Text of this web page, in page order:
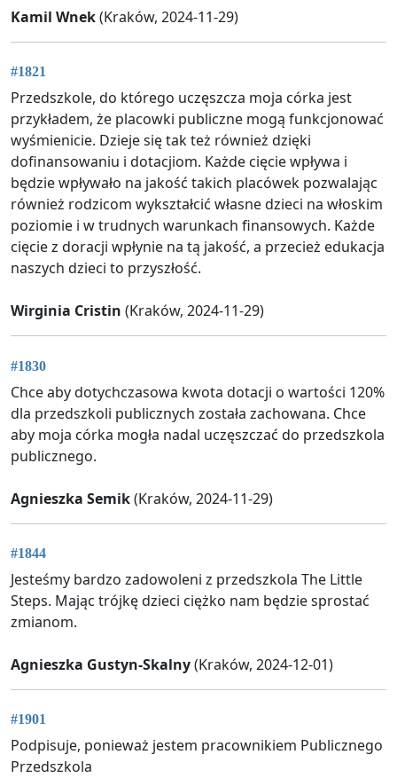
Kamil Wnek(Kraków, 2024-11-29)
#1821
Przedszkole, do którego uczęszcza moja córka jest
przykładem, że placowki publiczne mogą funkcjonować
wyśmienicie. Dzieje się tak też również dzięki
dofinansowaniu i dotacjiom. Każde cięcie wpływa i
będzie wpływało na jakość takich placówek pozwalając
również rodzicom wykształcić własne dzieci na włoskim
poziomie i w trudnych warunkach finansowych. Każde
cięcie z doracji wpłynie na tą jakość, a przecież edukacja
naszych dzieci to przyszłość.
Wirginia Cristin (Kraków, 2024-11-29)
#1830
Chce aby dotychczasowa kwota dotacji o wartości 120%
dla przedszkoli publicznych została zachowana. Chce
aby moja córka mogła nadal uczęszczać do przedszkola
publicznego.
Agnieszka Semik(Kraków, 2024-11-29)
#1844
Jesteśmy bardzo zadowoleni z przedszkola The Little
Steps. Mając trójkę dzieci ciężko nam będzie sprostać
zmianom.
Agnieszka Gustyn-Skalny(Kraków, 2024-12-01)
#1901
Podpisuje, ponieważ jestem pracownikiem Publicznego
Przedszkola